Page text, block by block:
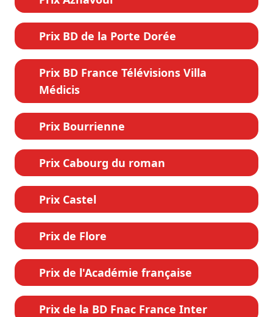
Prix BD de la Porte Dorée
Prix BD France Télévisions Villa
Médicis
Prix Bourrienne
Prix Cabourg du roman
Prix Castel
Prix de Flore
Prix de l'Académie française
Prix de la BD Fnac France Inter